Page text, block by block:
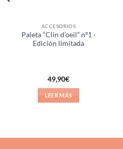
ACCESORIOS
Paleta “Clin d’oeil” nº1 ·
Edición limitada
49,90€
LEER MÁS